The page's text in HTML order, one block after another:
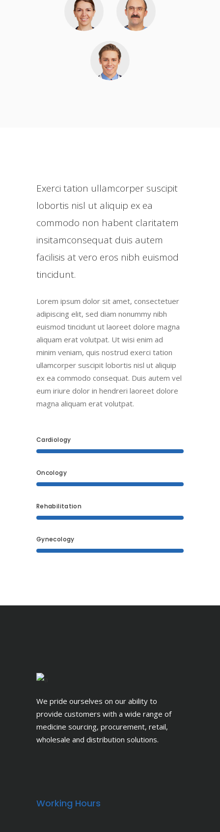
Exerci tation ullamcorper suscipit
lobortis nisl ut aliquip ex ea
commodo non habent claritatem
insitamconsequat duis autem
facilisis at vero eros nibh euismod
tincidunt.
Lorem ipsum dolor sit amet, consectetuer
adipiscing elit, sed diam nonummy nibh
euismod tincidunt ut laoreet dolore magna
aliquam erat volutpat. Ut wisi enim ad
minim veniam, quis nostrud exerci tation
ullamcorper suscipit lobortis nisl ut aliquip
ex ea commodo consequat. Duis autem vel
eum iriure dolor in hendreri laoreet dolore
magna aliquam erat volutpat.
Cardiology
Oncology
Rehabilitation
Gynecology
We pride ourselves on our ability to
provide customers with a wide range of
medicine sourcing, procurement, retail,
wholesale and distribution solutions.
Working Hours